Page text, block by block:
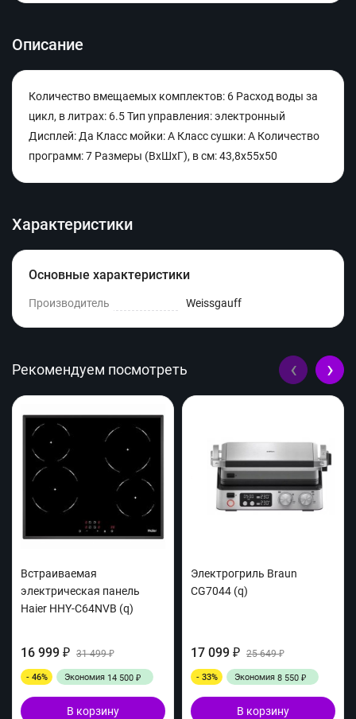
Описание
Количество вмещаемых комплектов: 6 Расход воды за
цикл, в литрах: 6.5 Тип управления: электронный
Дисплей: Да Класс мойки: A Класс сушки: A Количество
программ: 7 Размеры (ВxШxГ), в см: 43,8х55х50
Характеристики
Основные характеристики
Производитель Weissgauff
Рекомендуем посмотреть
Встраиваемая
электрическая панель
Haier HHY-C64NVB (q)
16 999 ₽ 31 499₽
- 46% Экономия 14 500 ₽
В корзину
Электрогриль Braun
CG7044 (q)
17 099 ₽ 25 649₽
- 33% Экономия 8 550 ₽
В корзину
‹ ›